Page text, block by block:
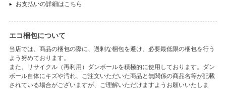
お支払いの詳細はこちら
エコ梱包について
当店では、商品の梱包の際に、過剰な梱包を避け、必要最低限の梱包を行う
よう努めております。
また、リサイクル（再利用）ダンボールを積極的に使用しております。ダン
ボール自体にキズや汚れ、ご注文いただいた商品と無関係の商品名等が記載
されている場合がございますが、ご理解いただけますようお願いいたしま